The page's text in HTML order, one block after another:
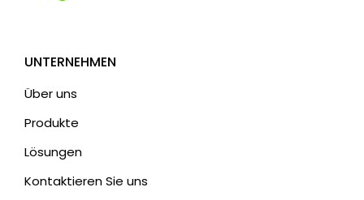
UNTERNEHMEN
Über uns
Produkte
Lösungen
Kontaktieren Sie uns